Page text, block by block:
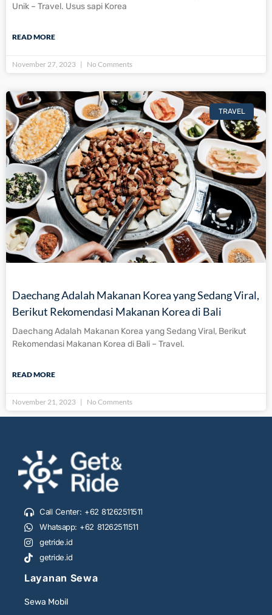
Unik – Travel. Usus sapi Korea
READ MORE
November 27, 2023 No Comments
TRAVEL
Daechang Adalah Makanan Korea yang Sedang Viral,
Berikut Rekomendasi Makanan Korea di Bali
Daechang Adalah Makanan Korea yang Sedang Viral, Berikut
Rekomendasi Makanan Korea di Bali – Travel.
READ MORE
November 21, 2023 No Comments
Call Center: +62 81262511511
Whatsapp: +62 81262511511
getride.id
getride.id
Layanan Sewa
Sewa Mobil